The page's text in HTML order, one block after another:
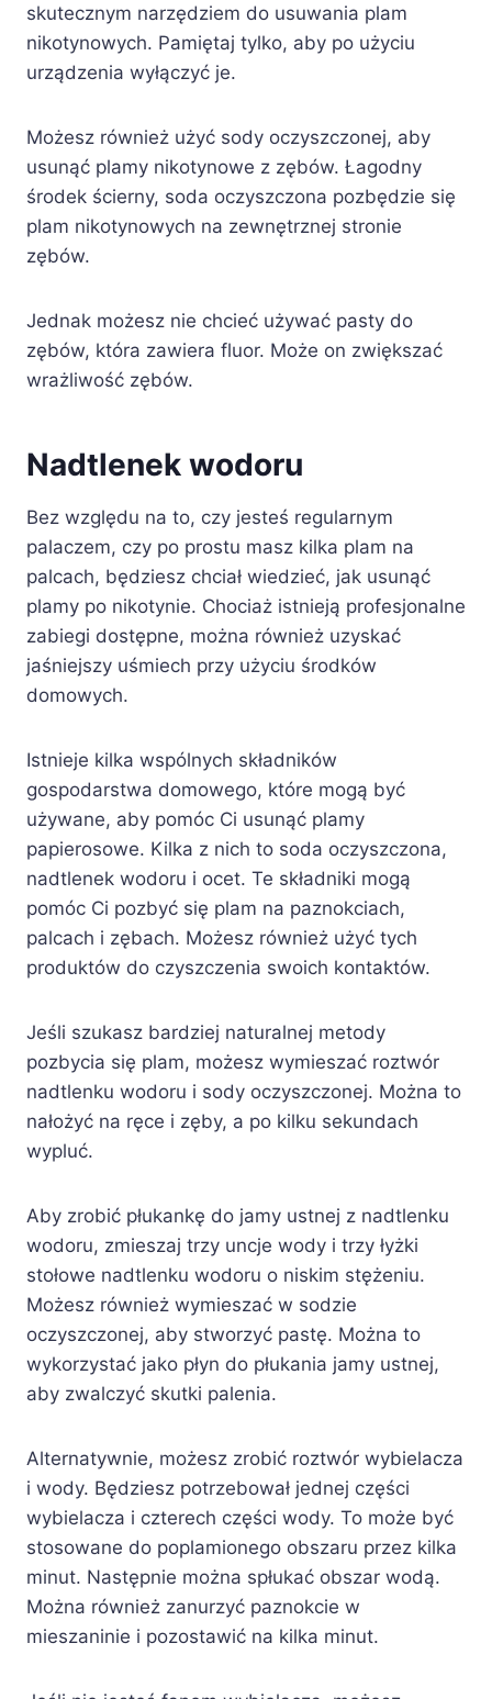
skutecznym narzędziem do usuwania plam
nikotynowych. Pamiętaj tylko, aby po użyciu
urządzenia wyłączyć je.
Możesz również użyć sody oczyszczonej, aby
usunąć plamy nikotynowe z zębów. Łagodny
środek ścierny, soda oczyszczona pozbędzie się
plam nikotynowych na zewnętrznej stronie
zębów.
Jednak możesz nie chcieć używać pasty do
zębów, która zawiera fluor. Może on zwiększać
wrażliwość zębów.
Nadtlenek wodoru
Bez względu na to, czy jesteś regularnym
palaczem, czy po prostu masz kilka plam na
palcach, będziesz chciał wiedzieć, jak usunąć
plamy po nikotynie. Chociaż istnieją profesjonalne
zabiegi dostępne, można również uzyskać
jaśniejszy uśmiech przy użyciu środków
domowych.
Istnieje kilka wspólnych składników
gospodarstwa domowego, które mogą być
używane, aby pomóc Ci usunąć plamy
papierosowe. Kilka z nich to soda oczyszczona,
nadtlenek wodoru i ocet. Te składniki mogą
pomóc Ci pozbyć się plam na paznokciach,
palcach i zębach. Możesz również użyć tych
produktów do czyszczenia swoich kontaktów.
Jeśli szukasz bardziej naturalnej metody
pozbycia się plam, możesz wymieszać roztwór
nadtlenku wodoru i sody oczyszczonej. Można to
nałożyć na ręce i zęby, a po kilku sekundach
wypluć.
Aby zrobić płukankę do jamy ustnej z nadtlenku
wodoru, zmieszaj trzy uncje wody i trzy łyżki
stołowe nadtlenku wodoru o niskim stężeniu.
Możesz również wymieszać w sodzie
oczyszczonej, aby stworzyć pastę. Można to
wykorzystać jako płyn do płukania jamy ustnej,
aby zwalczyć skutki palenia.
Alternatywnie, możesz zrobić roztwór wybielacza
i wody. Będziesz potrzebował jednej części
wybielacza i czterech części wody. To może być
stosowane do poplamionego obszaru przez kilka
minut. Następnie można spłukać obszar wodą.
Można również zanurzyć paznokcie w
mieszaninie i pozostawić na kilka minut.